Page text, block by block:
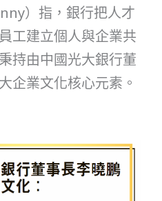
）指，銀行把人才
工建立個人與企業共
持由中國光大銀行董
企業文化核心元素。